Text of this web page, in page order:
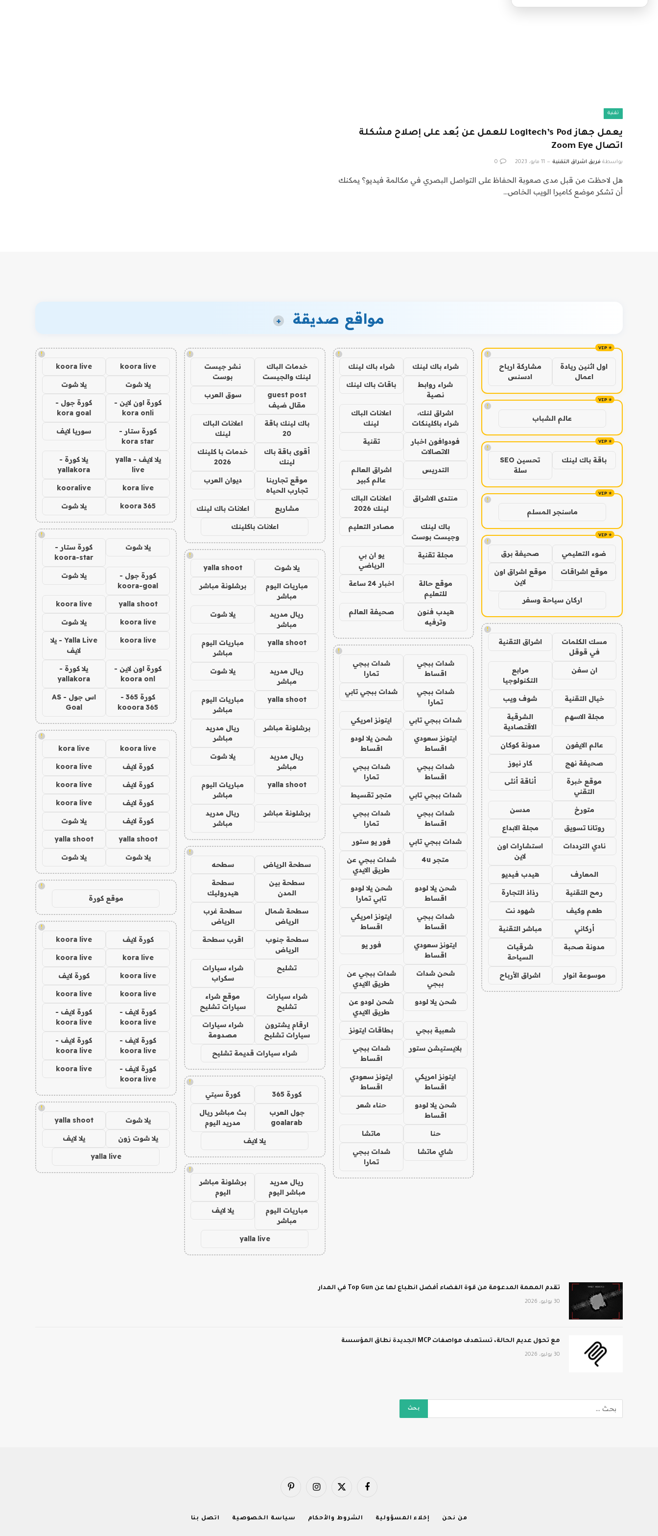
تقنية
يعمل جهاز Logitech’s Pod للعمل عن بُعد على إصلاح مشكلة
اتصال Zoom Eye
بواسطة فريق اشراق التقنية 11 مايو، 2023 0
هل لاحظت من قبل مدى صعوبة الحفاظ على التواصل البصري في مكالمة فيديو؟ يمكنك
أن تشكر موضع كاميرا الويب الخاص…
مواقع صديقة +
!
اول اثنين ريادة
اعمال
مشاركة ارباح
ادسنس
!
عالم الشباب
!
باقة باك لينك
تحسين SEO
سلة
!
ماسنجر المسلم
!
ضوء التعليمي صحيفة برق
موقع اشراقات
موقع اشراق اون
لاين
اركان سياحة وسفر
!
مسك الكلمات
في قوقل
اشراق التقنية
ان سفن
مرابع
التكنولوجيا
خيال التقنية شوف ويب
مجلة الاسهم
الشرقية
الاقتصادية
عالم الايفون مدونة كوكان
صحيفة نهج كار نيوز
موقع خبرة
التقني
أناقة أنثى
متورخ مدسن
روتانا تسويق مجلة الابداع
نادي الترددات
استشارات اون
لاين
المعارف هيدب فيديو
رمح التقنية رذاذ التجارة
طعم وكيف شهود نت
أركاني مباشر التقنية
مدونة صحبة
شرقيات
السياحة
موسوعة انوار اشراق الأرباح
!
شراء باك لينك شراء باك لينك
شراء روابط
نصية
باقات باك لينك
اشراق لنك،
شراء باكلينكات
اعلانات الباك
لينك
فودوافون اخبار
الاتصالات
تقنية
التدريس
اشراق العالم
عالم كبير
منتدى الاشراق
اعلانات الباك
لينك 2026
باك لينك
وجيست بوست
مصادر التعليم
مجلة تقنية
يو ان بي
الرياضي
موقع حالة
للتعليم
اخبار 24 ساعة
هيدب فنون
وترفيه
صحيفة العالم
!
شدات ببجي
اقساط
شدات ببجي
تمارا
شدات ببجي
تمارا
شدات ببجي تابي
شدات ببجي تابي ايتونز امريكي
ايتونز سعودي
اقساط
شحن يلا لودو
اقساط
شدات ببجي
اقساط
شدات ببجي
تمارا
شدات ببجي تابي متجر تقسيط
شدات ببجي
اقساط
شدات ببجي
تمارا
شدات ببجي تابي فور يو ستور
متجر 4u
شدات ببجي عن
طريق الايدي
شحن يلا لودو
اقساط
شحن يلا لودو
تابي تمارا
شدات ببجي
اقساط
ايتونز امريكي
اقساط
ايتونز سعودي
اقساط
فور يو
شحن شدات
ببجي
شدات ببجي عن
طريق الايدي
شحن يلا لودو
شحن لودو عن
طريق الايدي
شعبية ببجي بطاقات ايتونز
بلايستيشن ستور
شدات ببجي
اقساط
ايتونز امريكي
اقساط
ايتونز سعودي
اقساط
شحن يلا لودو
اقساط
حناء شعر
حنا ماتشا
شاي ماتشا
شدات ببجي
تمارا
!
خدمات الباك
لينك والجيست
نشر جيست
بوست
guest post
مقال ضيف
سوق العرب
باك لينك باقة
20
اعلانات الباك
لينك
أقوى باقة باك
لينك
خدمات با كلينك
2026
موقع تجاربنا
تجارب الحياه
ديوان العرب
مشاريع اعلانات باك لينك
اعلانات باكلينك
!
يلا شوت yalla shoot
مباريات اليوم
مباشر
برشلونة مباشر
ريال مدريد
مباشر
يلا شوت
yalla shoot
مباريات اليوم
مباشر
ريال مدريد
مباشر
يلا شوت
yalla shoot
مباريات اليوم
مباشر
برشلونة مباشر
ريال مدريد
مباشر
ريال مدريد
مباشر
يلا شوت
yalla shoot
مباريات اليوم
مباشر
برشلونة مباشر
ريال مدريد
مباشر
!
سطحة الرياض سطحه
سطحة بين
المدن
سطحة
هيدروليك
سطحة شمال
الرياض
سطحة غرب
الرياض
سطحة جنوب
الرياض
اقرب سطحة
تشليح
شراء سيارات
سكراب
شراء سيارات
تشليح
موقع شراء
سيارات تشليح
ارقام يشترون
سيارات تشليح
شراء سيارات
مصدومة
شراء سيارات قديمة تشليح
!
كورة 365 كورة سيتي
جول العرب
goalarab
بث مباشر ريال
مدريد اليوم
يلا لايف
!
ريال مدريد
مباشر اليوم
برشلونة مباشر
اليوم
مباريات اليوم
مباشر
يلا لايف
yalla live
!
koora live
koora live
يلا شوت يلا شوت
كورة اون لاين -
kora onli
كورة جول -
kora goal
كورة ستار -
kora star
سوريا لايف
يلا لايف - yalla
live
يلا كورة -
yallakora
kora live
kooralive
koora 365 يلا شوت
!
يلا شوت
كورة ستار -
koora-star
كورة جول -
koora-goal
يلا شوت
yalla shoot
koora live
koora live يلا شوت
koora live
Yalla Live - يلا
لايف
كورة اون لاين -
koora onl
يلا كورة -
yallakora
كورة 365 -
kooora 365
اس جول - AS
Goal
!
koora live
kora live
كورة لايف koora live
كورة لايف koora live
كورة لايف koora live
كورة لايف يلا شوت
yalla shoot
yalla shoot
يلا شوت يلا شوت
!
موقع كورة
!
كورة لايف koora live
kora live
koora live
koora live كورة لايف
koora live
koora live
كورة لايف -
koora live
كورة لايف -
koora live
كورة لايف -
koora live
كورة لايف -
koora live
كورة لايف -
koora live
koora live
!
يلا شوت yalla shoot
يلا شوت زون يلا لايف
yalla live
تقدم المهمة المدعومة من قوة الفضاء أفضل انطباع لها عن Top Gun في المدار
30 يوليو، 2026
مع تحول عديم الحالة، تستهدف مواصفات MCP الجديدة نطاق المؤسسة
30 يوليو، 2026
فيسبوك X
الانستغرامبينتيريست
من نحن إخلاء المسؤولية الشروط والأحكام سياسة الخصوصية اتصل بنا